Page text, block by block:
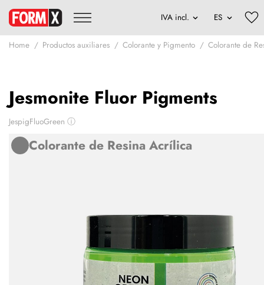
Home Productos auxiliares Colorante y Pigmento Colorante de
Jesmonite Fluor Pigments
JespigFluoGreen ⓘ
Colorante de Resina Acrílica